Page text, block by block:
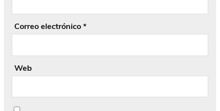
Correo electrónico *
Web